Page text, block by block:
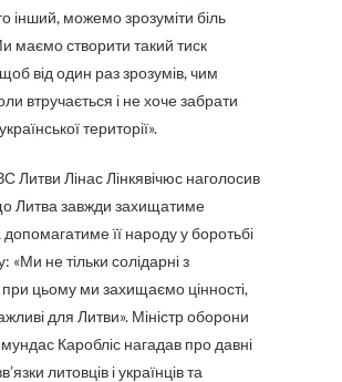
інший, можемо зрозуміти біль
маємо створити такий тиск
від один раз зрозумів, чим
втручається і не хоче забрати
території».
Литви Лінас Лінкявічюс наголосив
Литва завжди захищатиме
допомагатиме її народу у боротьбі
«Ми не тільки солідарні з
цьому ми захищаємо цінності,
для Литви». Міністр оборони
Каробліс нагадав про давні
литовців і українців та